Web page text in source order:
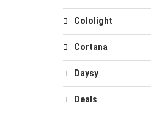
Cololight
Cortana
Daysy
Deals